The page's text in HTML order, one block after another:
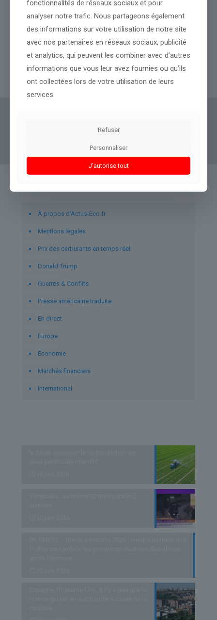
monde avec des cartes de foot virtuelles
informations politiques, géopolitiques et
boursières, décryptées pour tous.
Liens utiles
À propos d’Actus-Eco.fr
Mentions légales
Prix des carburants en temps réel
Donald Trump
Guerres & Conflits
Presse américaine traduite
En direct
Europe
Économie
Marchés financiers
International
fonctionnalités de réseaux sociaux et pour
analyser notre trafic. Nous partageons également
des informations sur votre utilisation de notre site
avec nos partenaires en réseaux sociaux, publicité
et analytics, qui peuvent les combiner avec d’autres
informations que vous leur avez fournies ou qu’ils
ont collectées lors de votre utilisation de leurs
services.
Refuser
Personnaliser
J'autorise tout